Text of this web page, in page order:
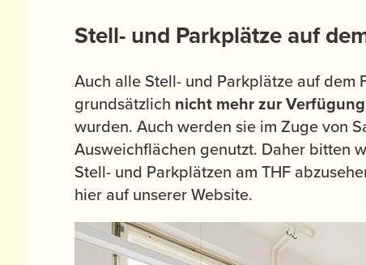
Stell- und Parkplätze auf
Auch alle Stell- und Parkplätze auf
grundsätzlich nicht mehr zur
wurden. Auch werden sie im Zuge von
Ausweichflächen genutzt. Daher bitten
Stell- und Parkplätzen am THF
hier auf unserer Website.